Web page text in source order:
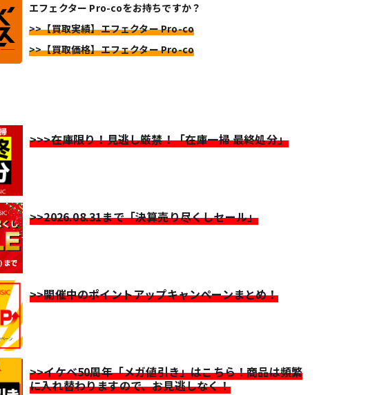
エフェクター Pro-coをお持ちですか？
>>【買取実績】エフェクター Pro-co
>>【買取価格】エフェクター Pro-co
>>>在庫限り！見逃し厳禁！「在庫一掃 最終処分」
>>2026.08.31まで「決算売り尽くしセール」
>>開催中のポイントアップキャンペーンまとめ！
>>イケベ50周年「メガ値引き」はこちら！商品は頻繁
に入れ替わりますので、お見逃しなく！